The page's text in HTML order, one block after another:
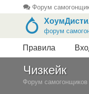
Форум
форум
Правила
Чизкейк
Форум самогонщиков